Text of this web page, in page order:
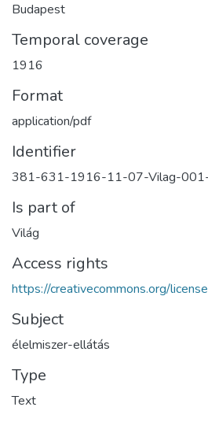
Budapest
Temporal coverage
1916
Format
application/pdf
Identifier
381-631-1916-11-07-Vilag-
Is part of
Világ
Access rights
https://creativecommons.org/
Subject
élelmiszer-ellátás
Type
Text